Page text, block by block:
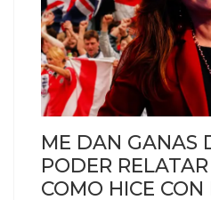
ME DAN GANAS
PODER
COMO HICE